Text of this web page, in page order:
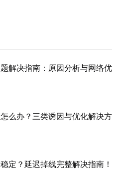
解决指南：原因分析与网络优
么办？三类诱因与优化解决方
定？延迟掉线完整解决指南！